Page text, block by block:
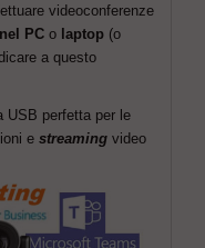
videoconferenze
PC o laptop (o
a questo
USB perfetta per le
estreaming video